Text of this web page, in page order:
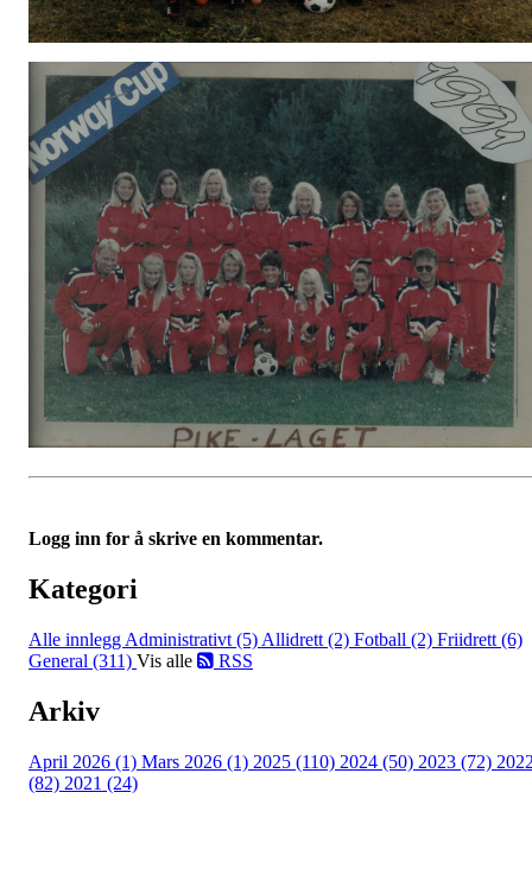
Logg inn for å skrive en kommentar.
Kategori
Alle innlegg Administrativt (5) Allidrett (2) Fotball (2) Friidrett (6)
General (311) Vis alle RSS
Arkiv
April 2026 (1) Mars 2026 (1) 2025 (110) 2024 (50) 2023 (72)
(82) 2021 (24)